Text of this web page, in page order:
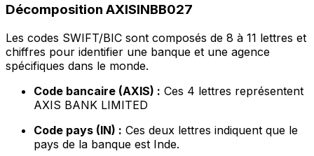
Décomposition AXISINBB027
Les codes SWIFT/BIC sont composés de 8 à 11 lettres et
chiffres pour identifier une banque et une agence
spécifiques dans le monde.
Code bancaire (AXIS) : Ces 4 lettres représentent
AXIS BANK LIMITED
Code pays (IN) : Ces deux lettres indiquent que le
pays de la banque est Inde.